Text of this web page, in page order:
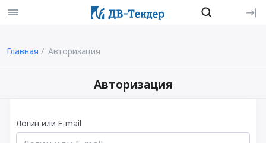
Главная Авторизация
Авторизация
Логин или E-mail